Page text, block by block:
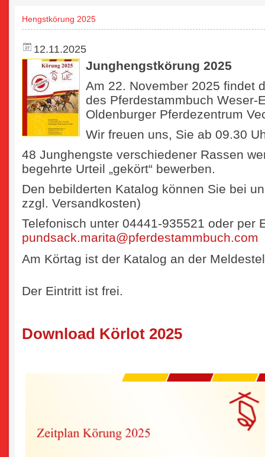
Hengstkörung 2025
12.11.2025
Junghengstkörung 2025
Am 22. November 2025 findet
des Pferdestammbuch Weser-
Oldenburger Pferdezentrum
Wir freuen uns, Sie ab 09.30
48 Junghengste verschiedener Rassen
begehrte Urteil „gekört“ bewerben.
Den bebilderten Katalog können Sie bei
zzgl. Versandkosten)
Telefonisch unter 04441-935521 oder per
pundsack.marita@pferdestammbuch.com
Am Körtag ist der Katalog an der
Der Eintritt ist frei.
Download Körlot 2025